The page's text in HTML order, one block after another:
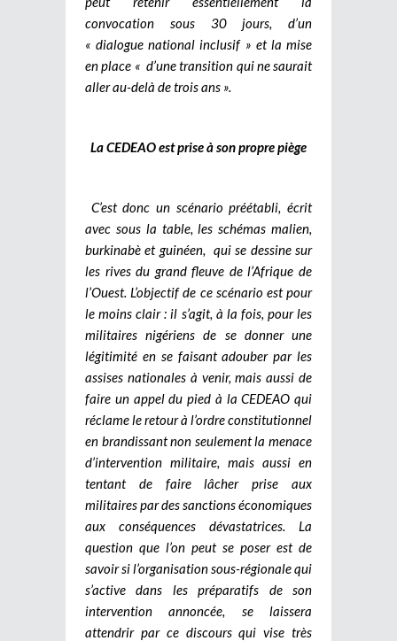
convocation sous 30 jours, d’un
« dialogue national inclusif » et la mise
en place « d’une transition qui ne saurait
aller au-delà de trois ans ».
La CEDEAO est prise à son propre piège
C’est donc un scénario préétabli, écrit
avec sous la table, les schémas malien,
burkinabè et guinéen, qui se dessine sur
les rives du grand fleuve de l’Afrique de
l’Ouest. L’objectif de ce scénario est pour
le moins clair : il s’agit, à la fois, pour les
militaires nigériens de se donner une
légitimité en se faisant adouber par les
assises nationales à venir, mais aussi de
faire un appel du pied à la CEDEAO qui
réclame le retour à l’ordre constitutionnel
en brandissant non seulement la menace
d’intervention militaire, mais aussi en
tentant de faire lâcher prise aux
militaires par des sanctions économiques
aux conséquences dévastatrices. La
question que l’on peut se poser est de
savoir si l’organisation sous-régionale qui
s’active dans les préparatifs de son
intervention annoncée, se laissera
attendrir par ce discours qui vise très